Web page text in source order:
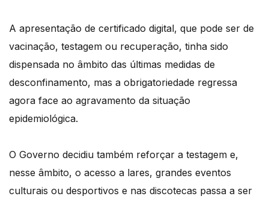
A apresentação de certificado digital, que pode ser de
vacinação, testagem ou recuperação, tinha sido
dispensada no âmbito das últimas medidas de
desconfinamento, mas a obrigatoriedade regressa
agora face ao agravamento da situação
epidemiológica.
O Governo decidiu também reforçar a testagem e,
nesse âmbito, o acesso a lares, grandes eventos
culturais ou desportivos e nas discotecas passa a ser